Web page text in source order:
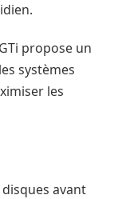
propose un
systèmes
les
disques avant